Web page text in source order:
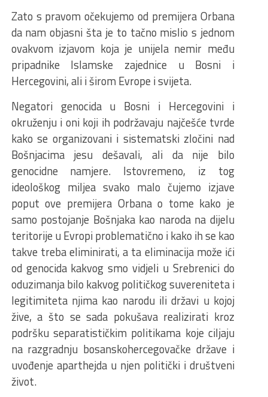
Zato s pravom očekujemo od premijera Orbana
da nam objasni šta je to tačno mislio s jednom
ovakvom izjavom koja je unijela nemir među
pripadnike Islamske zajednice u Bosni i
Hercegovini, ali i širom Evrope i svijeta.
Negatori genocida u Bosni i Hercegovini i
okruženju i oni koji ih podržavaju najčešće tvrde
kako se organizovani i sistematski zločini nad
Bošnjacima jesu dešavali, ali da nije bilo
genocidne namjere. Istovremeno, iz tog
ideološkog miljea svako malo čujemo izjave
poput ove premijera Orbana o tome kako je
samo postojanje Bošnjaka kao naroda na dijelu
teritorije u Evropi problematično i kako ih se kao
takve treba eliminirati, a ta eliminacija može ići
od genocida kakvog smo vidjeli u Srebrenici do
oduzimanja bilo kakvog političkog suvereniteta i
legitimiteta njima kao narodu ili državi u kojoj
žive, a što se sada pokušava realizirati kroz
podršku separatističkim politikama koje ciljaju
na razgradnju bosanskohercegovačke države i
uvođenje aparthejda u njen politički i društveni
život.